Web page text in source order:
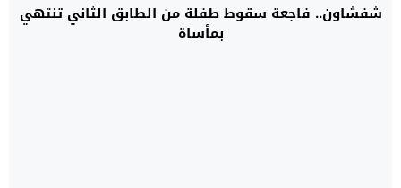
شفشاون.. فاجعة سقوط طفلة من الطابق الثاني تنتهي
بمأساة